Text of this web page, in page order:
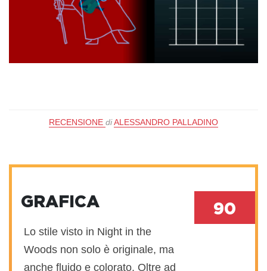
RECENSIONE diALESSANDRO PALLADINO
GRAFICA
Lo stile visto in Night in the
Woods non solo è originale, ma
anche fluido e colorato. Oltre ad
90